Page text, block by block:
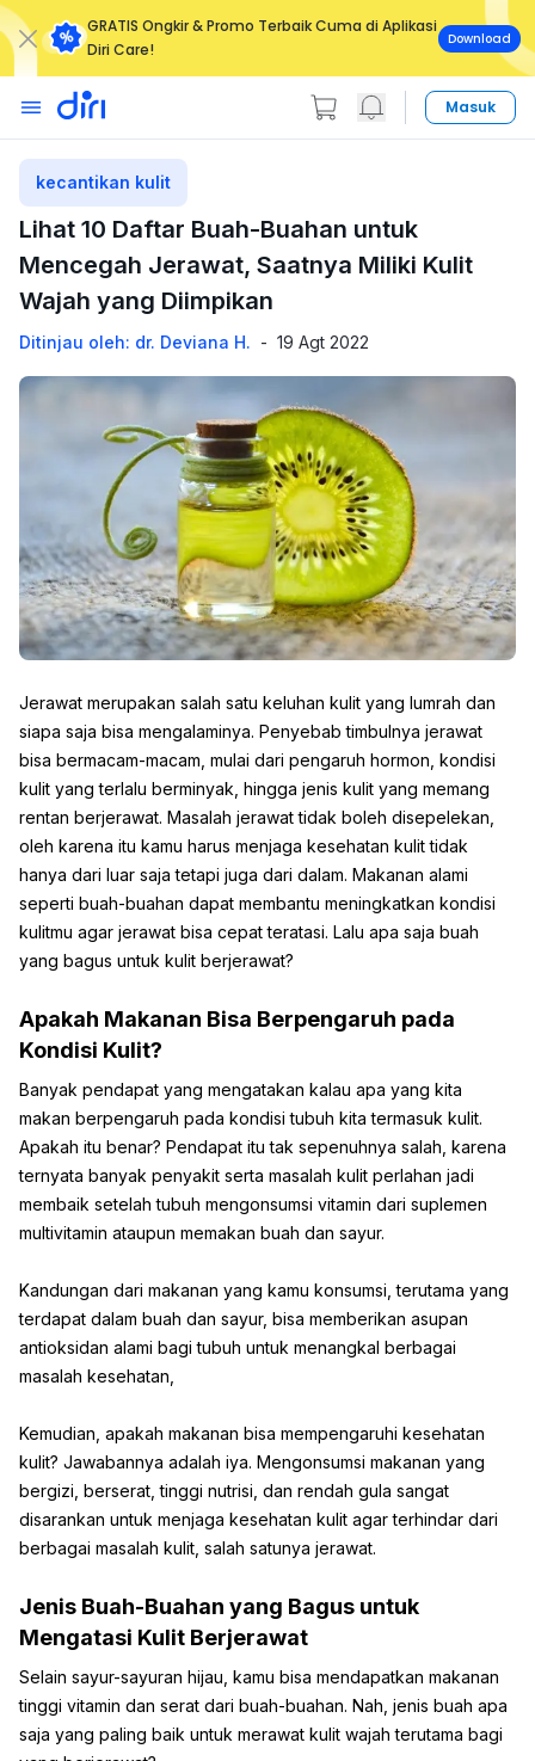
GRATIS Ongkir & Promo Terbaik Cuma di Aplikasi
Diri Care!
Download
Masuk
kecantikan kulit
Lihat 10 Daftar Buah-Buahan untuk
Mencegah Jerawat, Saatnya Miliki Kulit
Wajah yang Diimpikan
Ditinjau oleh: dr. Deviana H. - 19 Agt 2022
Jerawat merupakan salah satu keluhan kulit yang lumrah dan
siapa saja bisa mengalaminya. Penyebab timbulnya jerawat
bisa bermacam-macam, mulai dari pengaruh hormon, kondisi
kulit yang terlalu berminyak, hingga jenis kulit yang memang
rentan berjerawat. Masalah jerawat tidak boleh disepelekan,
oleh karena itu kamu harus menjaga kesehatan kulit tidak
hanya dari luar saja tetapi juga dari dalam. Makanan alami
seperti buah-buahan dapat membantu meningkatkan kondisi
kulitmu agar jerawat bisa cepat teratasi. Lalu apa saja buah
yang bagus untuk kulit berjerawat?
Apakah Makanan Bisa Berpengaruh pada
Kondisi Kulit?
Banyak pendapat yang mengatakan kalau apa yang kita
makan berpengaruh pada kondisi tubuh kita termasuk kulit.
Apakah itu benar? Pendapat itu tak sepenuhnya salah, karena
ternyata banyak penyakit serta masalah kulit perlahan jadi
membaik setelah tubuh mengonsumsi vitamin dari suplemen
multivitamin ataupun memakan buah dan sayur.
Kandungan dari makanan yang kamu konsumsi, terutama yang
terdapat dalam buah dan sayur, bisa memberikan asupan
antioksidan alami bagi tubuh untuk menangkal berbagai
masalah kesehatan,
Kemudian, apakah makanan bisa mempengaruhi kesehatan
kulit? Jawabannya adalah iya. Mengonsumsi makanan yang
bergizi, berserat, tinggi nutrisi, dan rendah gula sangat
disarankan untuk menjaga kesehatan kulit agar terhindar dari
berbagai masalah kulit, salah satunya jerawat.
Jenis Buah-Buahan yang Bagus untuk
Mengatasi Kulit Berjerawat
Selain sayur-sayuran hijau, kamu bisa mendapatkan makanan
tinggi vitamin dan serat dari buah-buahan. Nah, jenis buah apa
saja yang paling baik untuk merawat kulit wajah terutama bagi